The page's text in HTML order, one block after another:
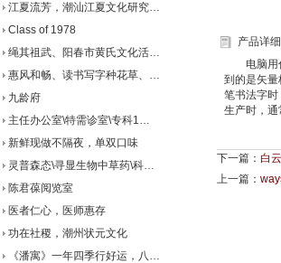
江夏流芳，潮汕江夏文化研究…
Class of 1978
绳其祖武、阳春市黄氏文化活…
惠风和畅、读书写字种花草、…
九龄府
主任办公室\特需诊室\专科1…
新鲜现做不隔夜，单双口味
灵普森态\寻显生物中草药\科…
陈君葆阅览室
医者仁心，医师惠存
功在社稷，潮州状元文化
《潘寓》一年四季行好运，八…
产品详
电脑用什
到的是矢
笔书法字
生产时，
下一篇： 白
上一篇：